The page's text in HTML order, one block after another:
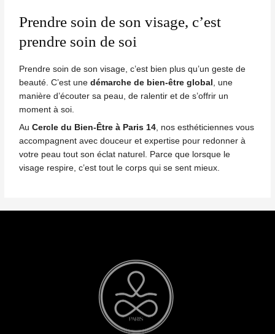
Prendre soin de son visage, c’est
prendre soin de soi
Prendre soin de son visage, c’est bien plus qu’un geste de
beauté. C’est unedémarche de bien-être global , une
manière d’écouter sa peau, de ralentir et de s’offrir un
moment à soi.
AuCercle du Bien-Être à Paris 14 , nos esthéticiennes vous
accompagnent avec douceur et expertise pour redonner à
votre peau tout son éclat naturel. Parce que lorsque le
visage respire, c’est tout le corps qui se sent mieux.